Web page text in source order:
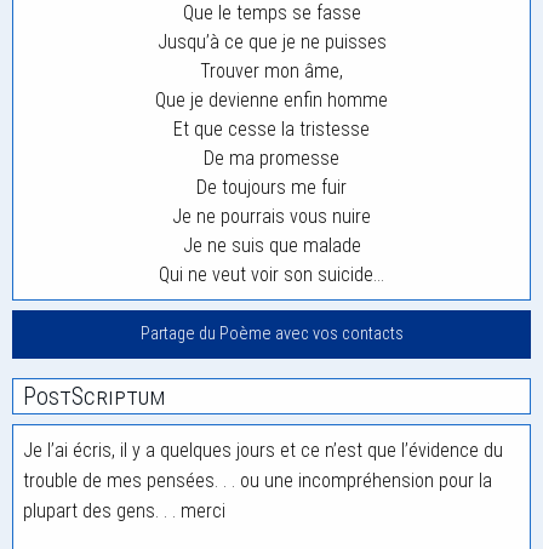
Que le temps se fasse
Jusqu’à ce que je ne puisses
Trouver mon âme,
Que je devienne enfin homme
Et que cesse la tristesse
De ma promesse
De toujours me fuir
Je ne pourrais vous nuire
Je ne suis que malade
Qui ne veut voir son suicide…
Partage du Poème avec vos contacts
PostScriptum
Je l’ai écris, il y a quelques jours et ce n’est que l’évidence du
trouble de mes pensées. . . ou une incompréhension pour la
plupart des gens. . . merci